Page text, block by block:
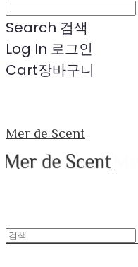
Search 검색
Log In 로그인
Cart장바구니
Mer de Scent